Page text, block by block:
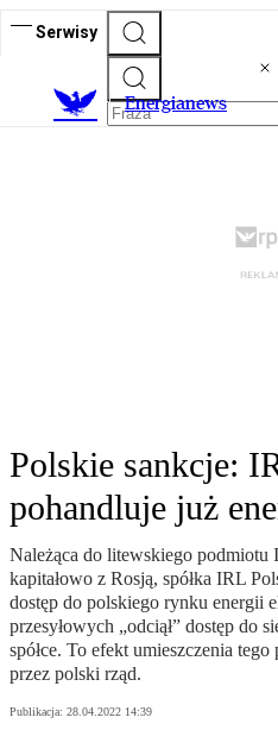
Serwisy
Energianews
Polskie sankcje:
pohandluje już
Należąca do litewskiego
kapitałowo z Rosją, spółka IRL
dostęp do polskiego rynku energii
przesyłowych „odciął” dostęp do
spółce. To efekt umieszczenia
przez polski rząd.
Publikacja: 28.04.2022 14:39